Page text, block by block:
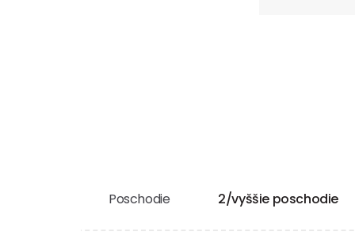
Poschodie 2/vyššie poschodie